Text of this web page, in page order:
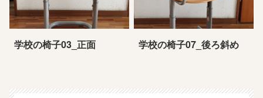
学校の椅子03_正面 学校の椅子07_後ろ斜め